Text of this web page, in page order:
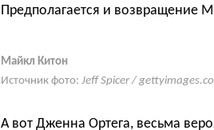
Предполагается и возвращение
Майкл Китон
Источник фото: Jeff Spicer /
А вот Дженна Ортега, весьма